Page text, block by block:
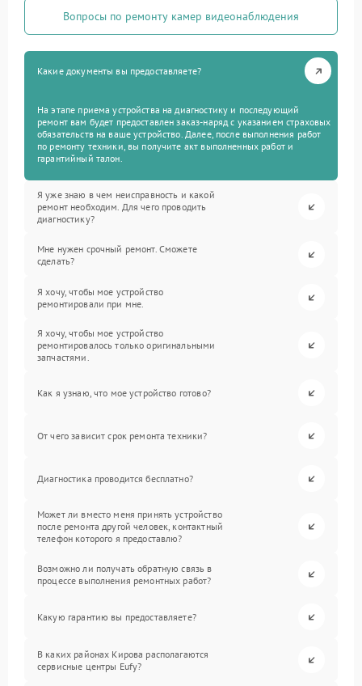
Вопросы по ремонту камер видеонаблюдения
Какие документы вы предоставляете?
На этапе приема устройства на диагностику и последующий
ремонт вам будет предоставлен заказ-наряд с указанием страховых
обязательств на ваше устройство. Далее, после выполнения работ
по ремонту техники, вы получите акт выполненных работ и
гарантийный талон.
Я уже знаю в чем неисправность и какой
ремонт необходим. Для чего проводить
диагностику?
Мне нужен срочный ремонт. Сможете
сделать?
Я хочу, чтобы мое устройство
ремонтировали при мне.
Я хочу, чтобы мое устройство
ремонтировалось только оригинальными
запчастями.
Как я узнаю, что мое устройство готово?
От чего зависит срок ремонта техники?
Диагностика проводится бесплатно?
Может ли вместо меня принять устройство
после ремонта другой человек, контактный
телефон которого я предоставлю?
Возможно ли получать обратную связь в
процессе выполнения ремонтных работ?
Какую гарантию вы предоставляете?
В каких районах Кирова располагаются
сервисные центры Eufy?